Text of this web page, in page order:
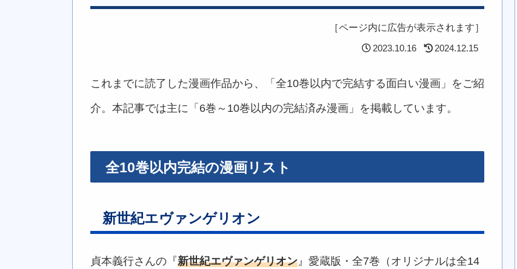
［ページ内に広告が表示されます］
2023.10.16 2024.12.15
これまでに読了した漫画作品から、「全10巻以内で完結する面白い漫画」をご紹
介。本記事では主に「6巻～10巻以内の完結済み漫画」を掲載しています。
全10巻以内完結の漫画リスト
新世紀エヴァンゲリオン
貞本義行さんの『新世紀エヴァンゲリオン 』愛蔵版・全7巻（オリジナルは全14